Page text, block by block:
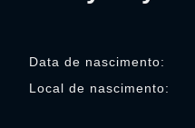
Data de nascimento:
Local de nascimento: